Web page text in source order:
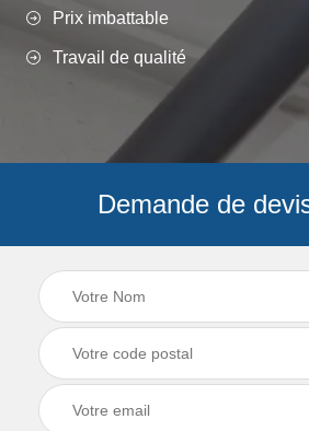
Prix imbattable
Travail de qualité
Demande de